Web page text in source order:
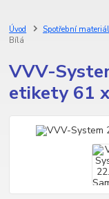
Úvod Spotřební materiál
Bílá
VVV-
etikety 61